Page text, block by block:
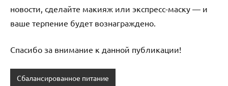
новости, сделайте макияж или экспресс-маску — и
ваше терпение будет вознаграждено.
Спасибо за внимание к данной публикации!
Сбалансированное питание